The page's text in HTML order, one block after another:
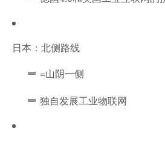
日本：北侧路线
=山阴一侧
独自发展工业物联网